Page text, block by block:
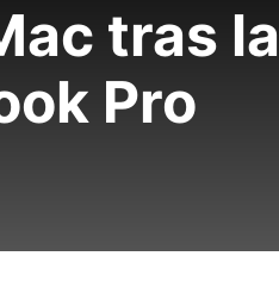
tras la
Pro